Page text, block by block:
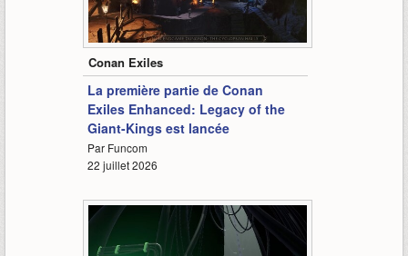
1:06
Conan Exiles
La première partie de Conan
Exiles Enhanced: Legacy of the
Giant-Kings est lancée
Par Funcom
22 juillet 2026